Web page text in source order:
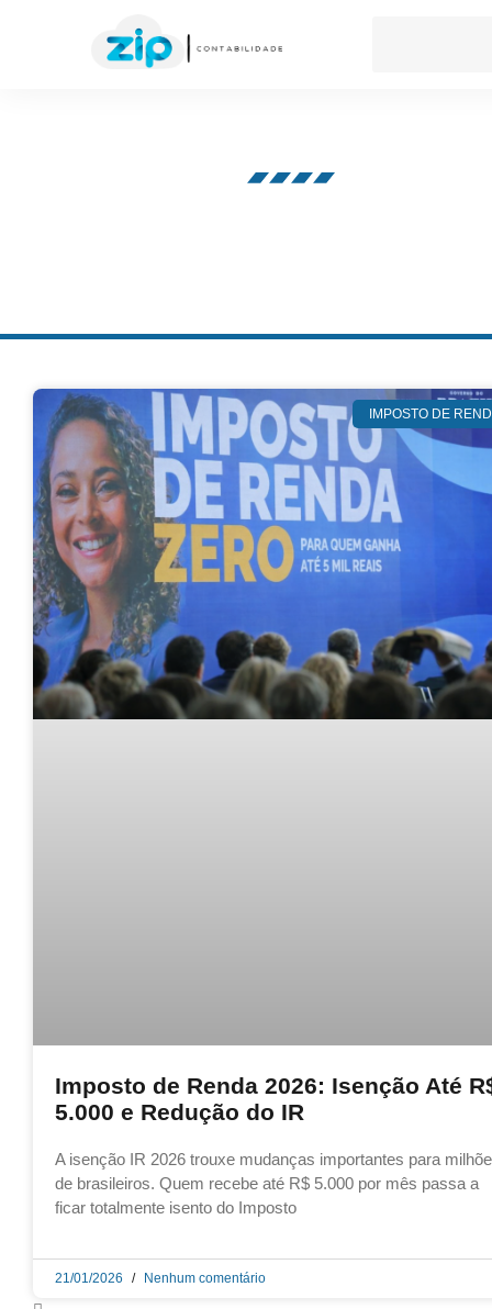
IMPOSTO DE
Imposto de Renda 2026: Isenção Até
5.000 e Redução do IR
A isenção IR 2026 trouxe mudanças importantes para
de brasileiros. Quem recebe até R$ 5.000 por mês passa a
ficar totalmente isento do Imposto
21/01/2026 Nenhum comentário